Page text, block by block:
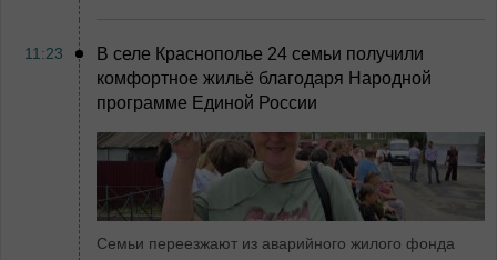
11:23
В селе Краснополье 24 семьи получили
комфортное жильё благодаря Народной
программе Единой России
Семьи переезжают из аварийного жилого фонда